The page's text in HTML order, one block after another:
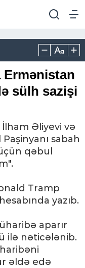
sülh sazişi
Əliyevi və
sabah
qəbul
Tramp
yazıb.
aparır
ilə nəticələnib.
əldə edə